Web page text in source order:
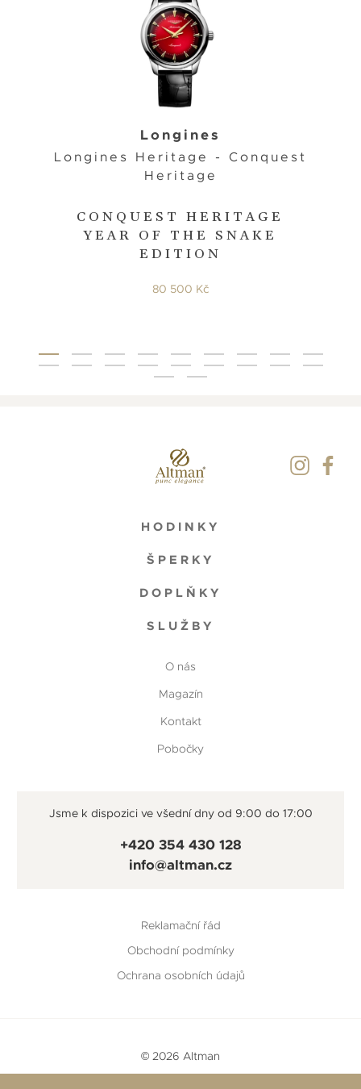
CONQUEST HERITAGE
YEAR OF THE SNAKE
EDITION
Longines
Longines Heritage - Conquest
Heritage
80 500 Kč
HODINKY
ŠPERKY
DOPLŇKY
SLUŽBY
O nás
Magazín
Kontakt
Pobočky
Jsme k dispozici ve všední dny od 9:00 do 17:00
+420 354 430 128
info@altman.cz
Reklamační řád
Obchodní podmínky
Ochrana osobních údajů
© 2026 Altman